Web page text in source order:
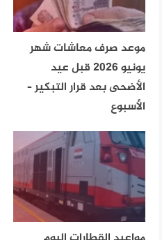
موعد صرف معاشات شهر
يونيو 2026 قبل عيد
الأضحى بعد قرار التبكير –
الأسبوع